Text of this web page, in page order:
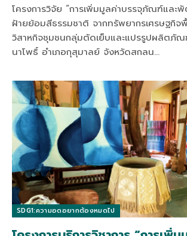
โครงการวิจัย “การเพิ่มมูลค่าบรรจุภัณฑ์แล
ฝ้ายย้อมสีธรรมชาติ จากทรัพยากรเศรษฐกิจ
วิสาหกิจชุมชนกลุ่มตัดเย็บและแปรรูปผลิตภัณ
นาโพธิ์ อำเภอกุสุมาลย์ จังหวัดสกลน…
SDG1:ความอดอยากต้องหมดไป